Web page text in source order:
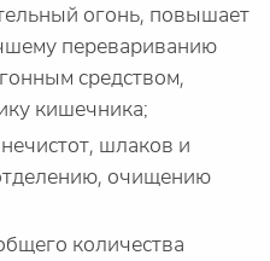
огонь, повышает
перевариванию
средством,
кишечника;
шлаков и
очищению
количества